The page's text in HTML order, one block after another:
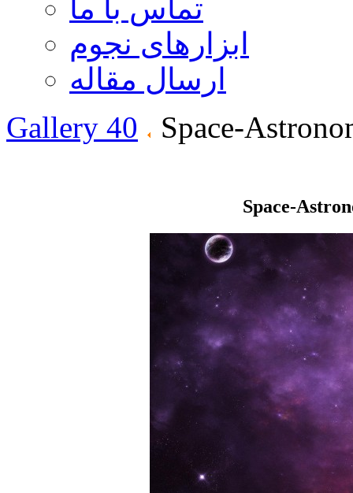
تماس با ما
ابزارهای نجوم
ارسال مقاله
Gallery 40
Space-
Space-